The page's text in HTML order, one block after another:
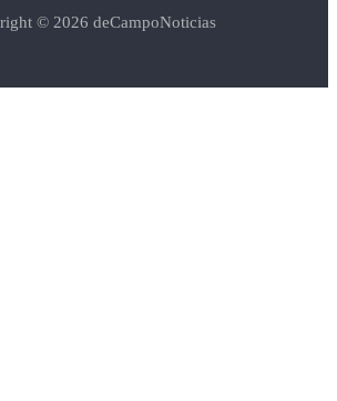
© 2026 deCampoNoticias